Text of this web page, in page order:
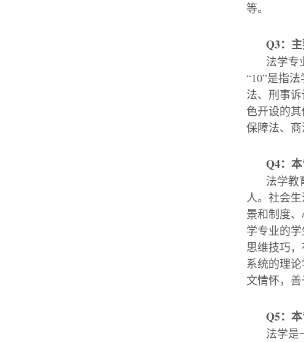
等。
Q3：
法学专
“10”是指法
法、刑事
色开设的
保障法、商
Q4：
法学教
人。社会
景和制度
学专业的
思维技巧
系统的理
文情怀，善
Q5：
法学是